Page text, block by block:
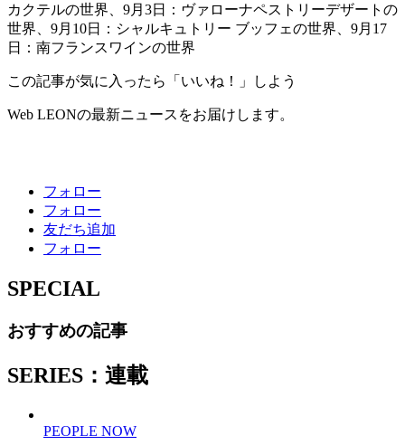
カクテルの世界、9月3日：ヴァローナペストリーデザートの
世界、9月10日：シャルキュトリー ブッフェの世界、9月17
日：南フランスワインの世界
この記事が気に入ったら「いいね！」しよう
Web LEONの最新ニュースをお届けします。
フォロー
フォロー
友だち追加
フォロー
SPECIAL
おすすめの記事
SERIES：連載
PEOPLE NOW